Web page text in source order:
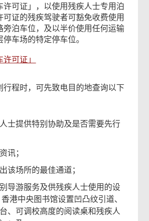
许可证」，以使用残疾人士专用泊
可证的残疾驾驶者可豁免收费使用
旁泊车位，及以半价使用任何运输
车场的特定停车位。
许可证」
行程时，可先致电目的地查询以下
士提供特别协助及是否需要先行
讯；
该场所的最佳通道；
导游服务及供残疾人士使用的设
港中央图书馆设置凹凸纹引道、
、可调校高度的阅读桌和残疾人